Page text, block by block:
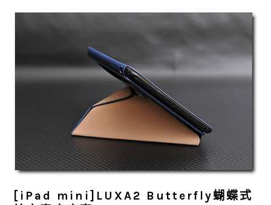
[iPad mini]LUXA2 Butterfly蝴蝶式